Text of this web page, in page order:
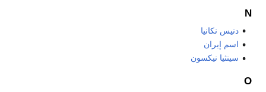
N
دنيس نكانيا
اسم إيران
سينثيا نيكسون
O